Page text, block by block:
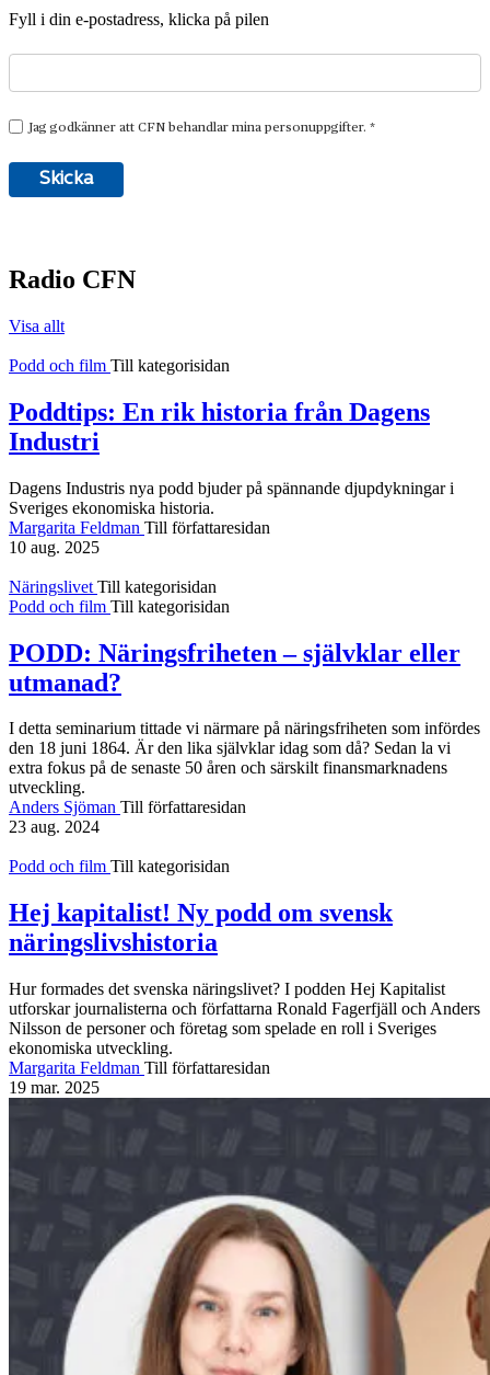
Fyll i din e-postadress, klicka på pilen
Radio CFN
Visa allt
Podd och film Till kategorisidan
Poddtips: En rik historia från Dagens
Industri
Dagens Industris nya podd bjuder på spännande djupdykningar i
Sveriges ekonomiska historia.
Margarita Feldman Till författaresidan
10 aug. 2025
Näringslivet Till kategorisidan
Podd och film Till kategorisidan
PODD: Näringsfriheten – självklar eller
utmanad?
I detta seminarium tittade vi närmare på näringsfriheten som infördes
den 18 juni 1864. Är den lika självklar idag som då? Sedan la vi
extra fokus på de senaste 50 åren och särskilt finansmarknadens
utveckling.
Anders Sjöman Till författaresidan
23 aug. 2024
Podd och film Till kategorisidan
Hej kapitalist! Ny podd om svensk
näringslivshistoria
Hur formades det svenska näringslivet? I podden Hej Kapitalist
utforskar journalisterna och författarna Ronald Fagerfjäll och Anders
Nilsson de personer och företag som spelade en roll i Sveriges
ekonomiska utveckling.
Margarita Feldman Till författaresidan
19 mar. 2025